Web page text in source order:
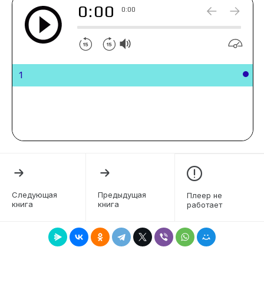
0:00 0:00
1
Следующая
книга
Предыдущая
книга
Плеер не
работает